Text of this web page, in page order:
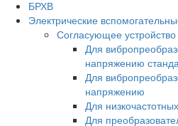
БРХВ
Электрические
Согласующее устройство
Для
напряжению
Для
напряжению
Для
Для